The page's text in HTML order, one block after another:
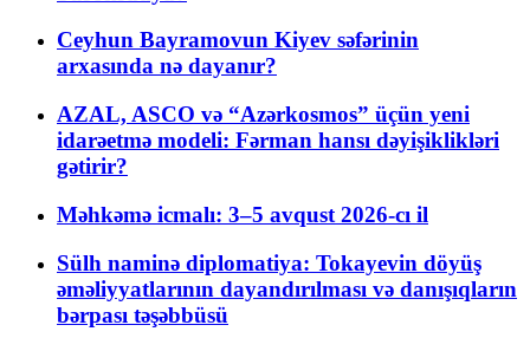
Ceyhun Bayramovun Kiyev səfərinin
arxasında nə dayanır?
AZAL, ASCO və “Azərkosmos” üçün yeni
idarəetmə modeli: Fərman hansı dəyişiklikləri
gətirir?
Məhkəmə icmalı: 3–5 avqust 2026-cı il
Sülh naminə diplomatiya: Tokayevin döyüş
əməliyyatlarının dayandırılması və danışıqların
bərpası təşəbbüsü